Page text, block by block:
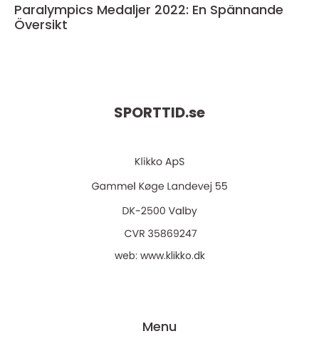
Paralympics Medaljer 2022: En Spännande
Översikt
SPORTTID.se
web: www.klikko.dk
Menu